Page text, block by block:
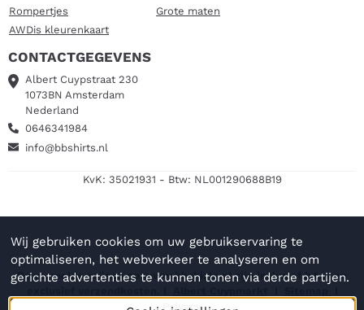
Rompertjes
Grote maten
AWDis kleurenkaart
CONTACTGEGEVENS
Albert Cuypstraat 230
1073BN Amsterdam
Nederland
0646341984
info@bbshirts.nl
KvK: 35021931 - Btw: NL001290688B19
De vermelde prijzen op www.bbshirts.nl zijn inclusief b.t.w en
Privacy
Wij gebruiken cookies om uw gebruikservaring te
optimaliseren, het webverkeer te analyseren en om
gerichte advertenties te kunnen tonen via derde partijen.